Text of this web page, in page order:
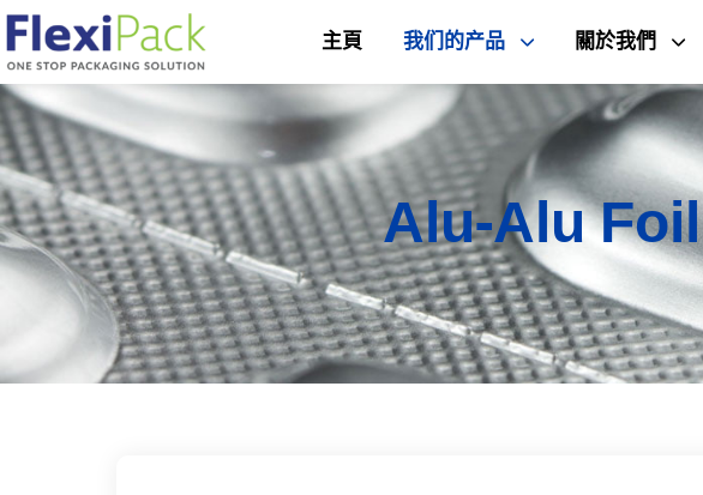
主頁 我们的产品 關於我們
Alu-Alu